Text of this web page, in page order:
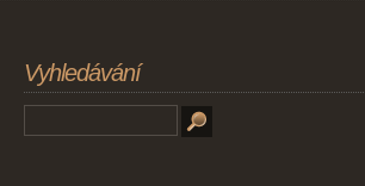
Vyhledávání